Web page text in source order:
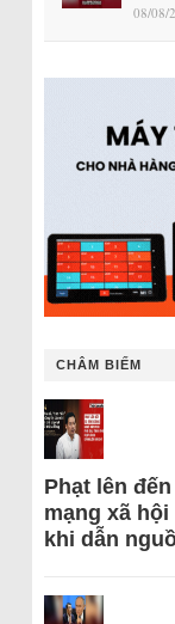
08/08/
CHÂM BIẾM
Phạt lên
mạng xã
khi dẫn